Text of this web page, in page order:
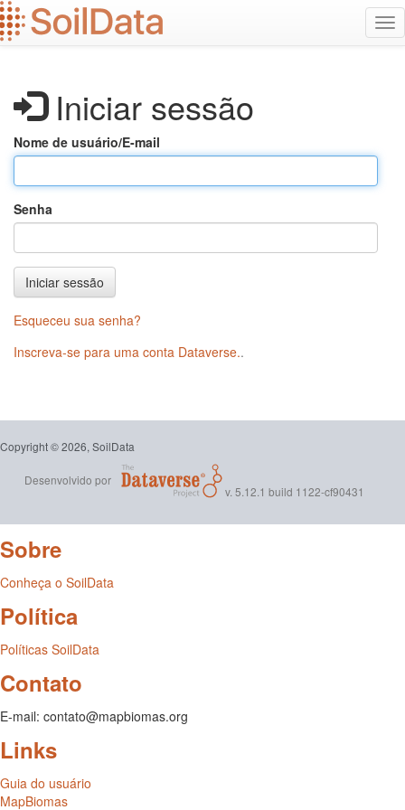
Ir
para
o
Iniciar sessão
Nome de usuário/E-mail
Senha
Iniciar sessão
Esqueceu sua senha?
Inscreva-se para uma conta Dataverse..
Copyright © 2026, SoilData
Desenvolvido por
v. 5.12.1 build 1122-cf90431
Sobre
Conheça o SoilData
Política
Políticas SoilData
Contato
E-mail: contato@mapbiomas.org
Links
Guia do usuário
MapBiomas